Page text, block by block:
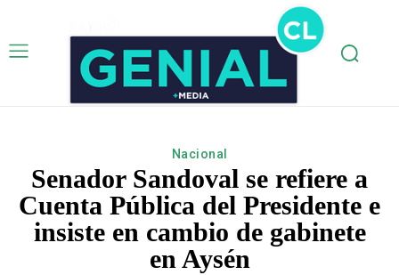
Nacional
Senador Sandoval se refiere a
Cuenta Pública del Presidente e
insiste en cambio de gabinete
en Aysén